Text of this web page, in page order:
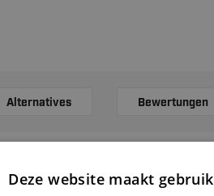
Alternatives Bewertungen
Deze website maakt